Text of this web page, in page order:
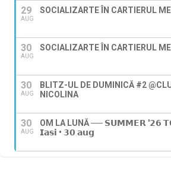
29
AUG
SOCIALIZARTE ÎN CARTIERUL
30
AUG
SOCIALIZARTE ÎN CARTIERUL
30
AUG
BLITZ-UL DE DUMINICĂ #2
NICOLINA
30
AUG
OM LA LUNĂ ── 𝗦𝗨𝗠𝗠𝗘𝗥 '𝟮𝟲
𝗜𝗮𝘀𝗶 • 𝟯𝟬 𝗮𝘂𝗴